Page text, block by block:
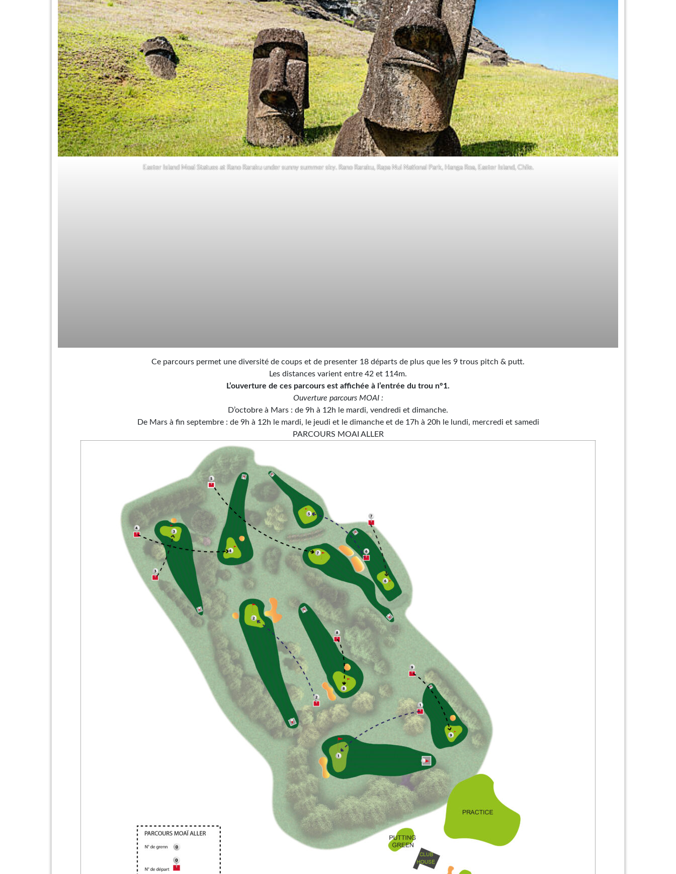
Easter Island Moai Statues at Rano Raraku under sunny summer sky. Rano Raraku, Rapa Nui National Park, Hanga Roa, Easter Island, Chile.
Ce parcours permet une diversité de coups et de presenter 18 départs de plus que les 9 trous pitch & putt.
Les distances varient entre 42 et 114m.
L’ouverture de ces parcours est affichée à l’entrée du trou n°1.
Ouverture parcours MOAI :
D’octobre à Mars : de 9h à 12h le mardi, vendredi et dimanche.
De Mars à fin septembre : de 9h à 12h le mardi, le jeudi et le dimanche et de 17h à 20h le lundi, mercredi et samedi
PARCOURS MOAI ALLER